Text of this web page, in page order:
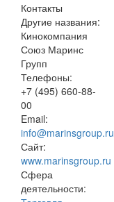
Контакты
Другие названия:
Кинокомпания
Союз Маринс
Групп
Телефоны:
+7 (495) 660-88-
00
Email:
info@marinsgroup.ru
Сайт:
www.marinsgroup.ru
Сфера
деятельности: